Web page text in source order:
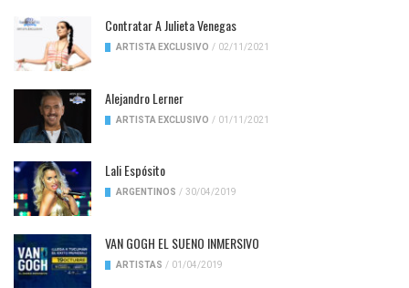
Contratar A Julieta Venegas
ARTISTA EXCLUSIVO / 02/11/2021
Alejandro Lerner
ARTISTA EXCLUSIVO / 01/11/2021
Lali Espósito
ARGENTINOS / 30/04/2019
VAN GOGH EL SUENO INMERSIVO
ARTISTAS / 01/04/2019